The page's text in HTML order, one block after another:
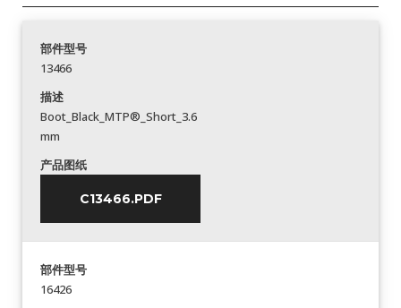
部件型号
13466
描述
Boot_Black_MTP®_Short_3.6
mm
产品图纸
C13466.PDF
部件型号
16426